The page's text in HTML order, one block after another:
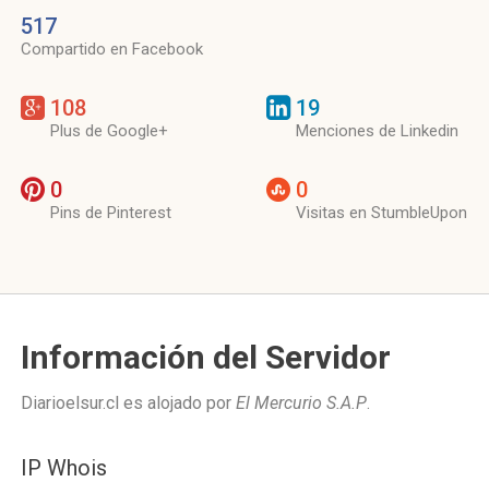
517
Compartido en Facebook
108
Plus de Google+
19
Menciones de Linkedin
0
Pins de Pinterest
0
Visitas en StumbleUpon
Información del Servidor
Diarioelsur.cl es alojado por El Mercurio S.A.P.
IP Whois